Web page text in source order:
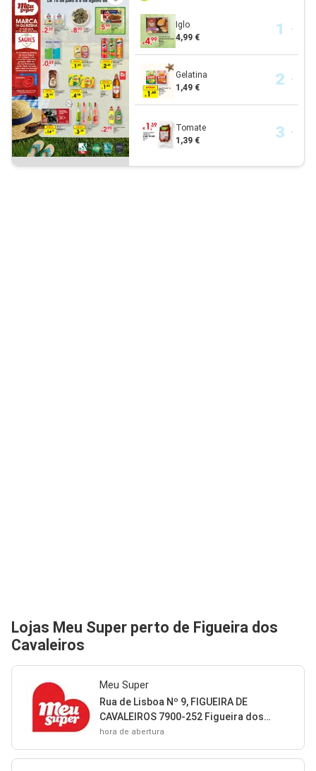
Iglo
4,99 €
Gelatina
1,49 €
Tomate
1,39 €
Lojas Meu Super perto de Figueira dos
Cavaleiros
Meu Super
Rua de Lisboa Nº 9, FIGUEIRA DE
CAVALEIROS 7900-252 Figueira dos
Cavaleiros
hora de abertura